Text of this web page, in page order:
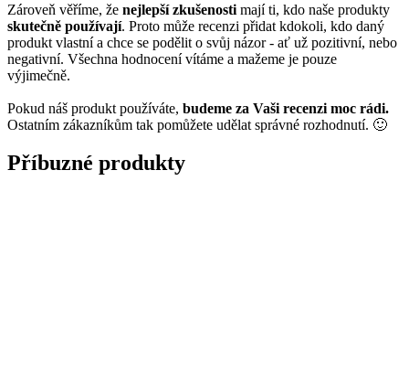
Zároveň věříme, že nejlepší zkušenosti mají ti, kdo naše produkty
skutečně používají. Proto může recenzi přidat kdokoli, kdo daný
produkt vlastní a chce se podělit o svůj názor - ať už pozitivní, nebo
negativní. Všechna hodnocení vítáme a mažeme je pouze
výjimečně.
Pokud náš produkt používáte, budeme za Vaši recenzi moc rádi.
Ostatním zákazníkům tak pomůžete udělat správné rozhodnutí. 🙂
Příbuzné produkty